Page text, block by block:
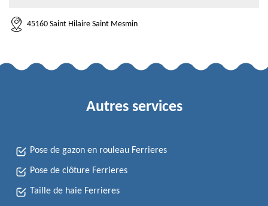
45160 Saint Hilaire Saint Mesmin
Autres services
Pose de gazon en rouleau Ferrieres
Pose de clôture Ferrieres
Taille de haie Ferrieres